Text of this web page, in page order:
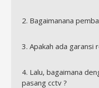
2. Bagaimanana
3. Apakah ada garansi
4. Lalu, bagaimana
pasang cctv ?